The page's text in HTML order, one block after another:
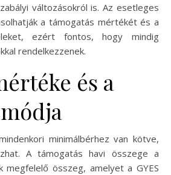
változásokról is. Az esetleges
a támogatás mértékét és a
ezért fontos, hogy mindig
rendelkezzenek.
és a
minimálbérhez van kötve,
A támogatás havi összege a
megfelelő összeg, amelyet a GYES